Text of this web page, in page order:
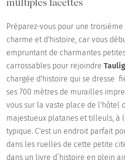
Préparez-vous pour une
charme et d'histoire, car vous
empruntant de charmantes
carrossables pour rejoindre
chargée d'histoire qui se dresse
ses 700 mètres de murailles
vous sur la vaste place de l'hôtel
majestueux platanes et tilleuls, à
typique. C'est un endroit parfait
dans les ruelles de cette petite
dans un livre d’histoire en plein